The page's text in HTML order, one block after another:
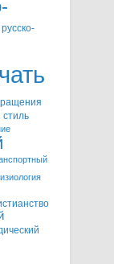
русско-
стиль